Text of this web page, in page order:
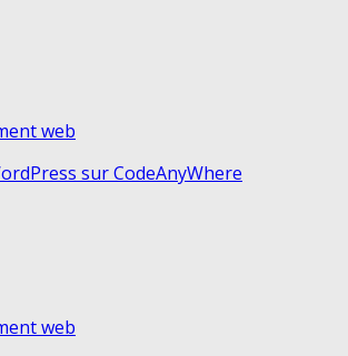
web
sur CodeAnyWhere
web